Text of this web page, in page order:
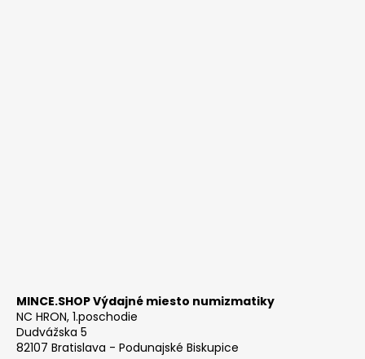
MINCE.SHOP Výdajné miesto numizmatiky
NC HRON, 1.poschodie
Dudvážska 5
82107 Bratislava - Podunajské Biskupice